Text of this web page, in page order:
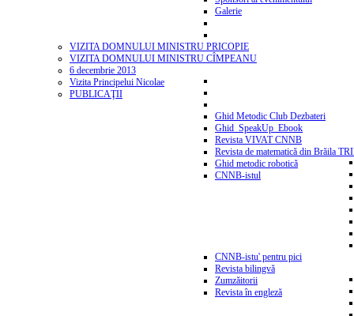
Galerie
VIZITA DOMNULUI MINISTRU PRICOPIE
VIZITA DOMNULUI MINISTRU CÎMPEANU
6 decembrie 2013
Vizita Principelui Nicolae
PUBLICAŢII
Ghid Metodic Club Dezbateri
Ghid_SpeakUp_Ebook
Revista VIVAT CNNB
Revista de matematică din Brăila
Ghid metodic robotică
CNNB-istul
CNNB-istu' pentru pici
Revista bilingvă
Zumzăitorii
Revista în engleză